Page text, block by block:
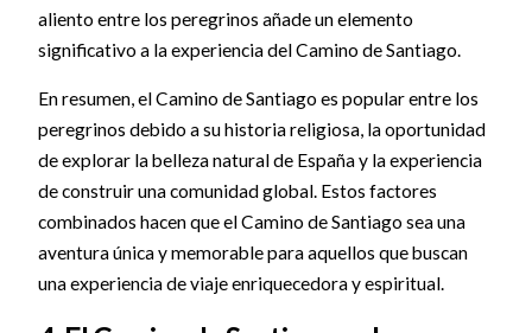
aliento entre los peregrinos añade un elemento
significativo a la experiencia del Camino de Santiago.
En resumen, el Camino de Santiago es popular entre los
peregrinos debido a su historia religiosa, la oportunidad
de explorar la belleza natural de España y la experiencia
de construir una comunidad global. Estos factores
combinados hacen que el Camino de Santiago sea una
aventura única y memorable para aquellos que buscan
una experiencia de viaje enriquecedora y espiritual.